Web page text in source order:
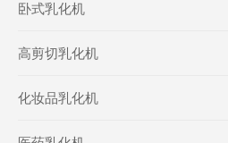
卧式乳化机
高剪切乳化机
化妆品乳化机